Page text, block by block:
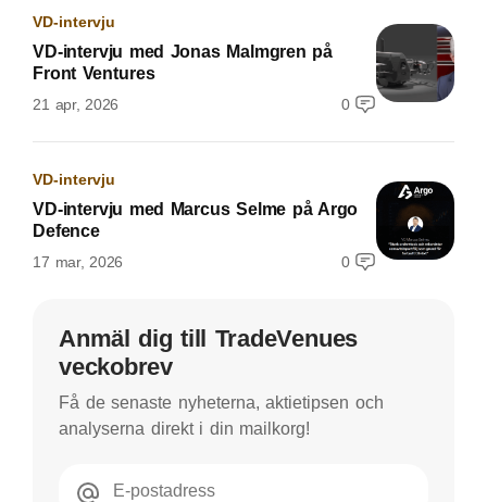
VD-intervju
VD-intervju med Jonas Malmgren på
Front Ventures
21 apr, 2026 0
VD-intervju
VD-intervju med Marcus Selme på Argo
Defence
17 mar, 2026 0
Anmäl dig till TradeVenues
veckobrev
Få de senaste nyheterna, aktietipsen och
analyserna direkt i din mailkorg!
E-postadress